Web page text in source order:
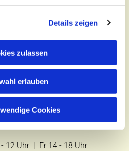
Details zeigen
zulassen
erlauben
Cookies
von-bingen.de
12 Uhr | Fr 14 - 18 Uhr